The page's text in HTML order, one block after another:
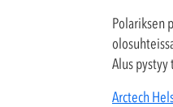
Polariksen
Alus pystyy
Arctech